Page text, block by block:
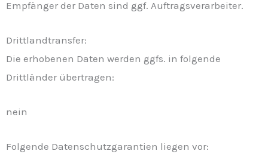
Empfänger der Daten sind ggf. Auftragsverarbeiter.
Drittlandtransfer:
Die erhobenen Daten werden ggfs. in folgende
Drittländer übertragen:
nein
Folgende Datenschutzgarantien liegen vor: